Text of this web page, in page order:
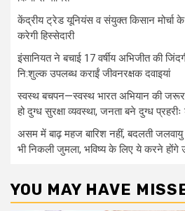
केंद्रीय ट्रेड यूनियंस व संयुक्त किसान
करेगी हिस्सेदारी
इंसानियत ने बचाई 17 वर्षीय अभिजीत की
नि:शुल्क उपलब्ध कराईं जीवनरक्षक दवाइयां
स्वस्थ बचपन—स्वस्थ भारत अभियान की
हो दुग्ध सुरक्षा व्यवस्था, जनता बने दुग्ध
असम में बाढ़ महज बारिश नहीं, बदलती जलवायु
भी निकली जुमला, भविष्य के लिए ये करने होंगे
YOU MAY HAVE